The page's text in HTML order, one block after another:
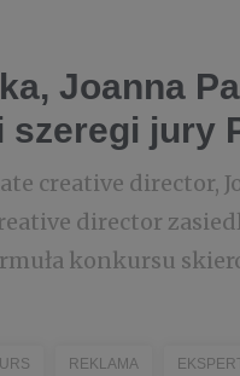
Joanna
szeregi jury
creative director,
director
konkursu
REKLAMA